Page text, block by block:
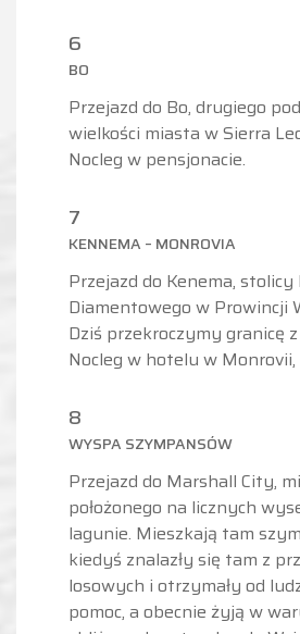
6
BO
Przejazd do Bo, drugiego
wielkości miasta w Sierra
Nocleg w pensjonacie.
7
KENNEMA – MONROVIA
Przejazd do Kenema,
Diamentowego w Prowincji
Dziś przekroczymy granicę
Nocleg w hotelu w
8
WYSPA SZYMPANSÓW
Przejazd do Marshall City,
położonego na licznych
lagunie. Mieszkają tam
kiedyś znalazły się tam z
losowych i otrzymały od
pomoc, a obecnie żyją w